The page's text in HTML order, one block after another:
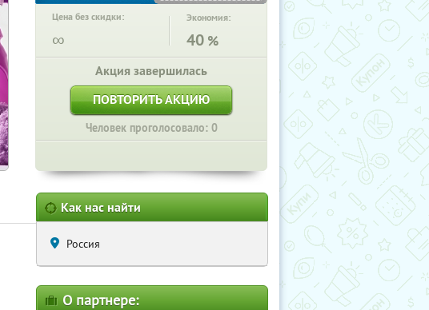
Цена без скидки:
∞
Экономия:
40 %
Акция завершилась
ПОВТОРИТЬ АКЦИЮ
Человек проголосовало: 0
Как нас найти
Россия
О партнере: